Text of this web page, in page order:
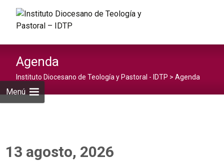
Menú
Agenda
Instituto Diocesano de Teología y Pastoral - IDTP > Agenda
13 agosto, 2026